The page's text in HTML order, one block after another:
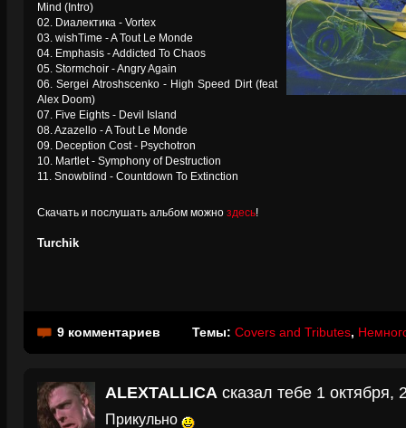
Mind (Intro)
02. Dиалектика - Vortex
03. wishTime - A Tout Le Monde
04. Emphasis - Addicted To Chaos
05. Stormchoir - Angry Again
06. Sergei Atroshscenko - High Speed Dirt (feat
Alex Doom)
07. Five Eights - Devil Island
08. Azazello - A Tout Le Monde
09. Deception Cost - Psychotron
10. Martlet - Symphony of Destruction
11. Snowblind - Countdown To Extinction
Скачать и послушать альбом можно здесь!
Turchik
9 комментариев Темы: Covers and Tributes,
ALEXTALLICA сказал тебе 1 октября,
Прикульно